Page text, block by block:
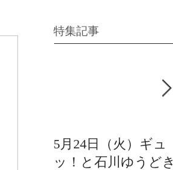
特集記事
5月24日（火）ギュ
ッ！と石川ゆうどき